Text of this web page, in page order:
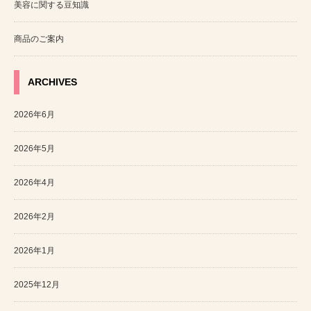
美容に関する豆知識
商品のご案内
ARCHIVES
2026年6月
2026年5月
2026年4月
2026年2月
2026年1月
2025年12月